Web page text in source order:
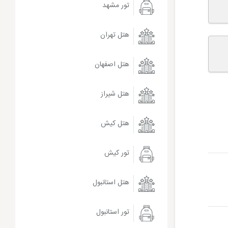
تور مشهد
هتل تهران
هتل اصفهان
هتل شیراز
هتل کیش
تور کیش
هتل استانبول
تور استانبول